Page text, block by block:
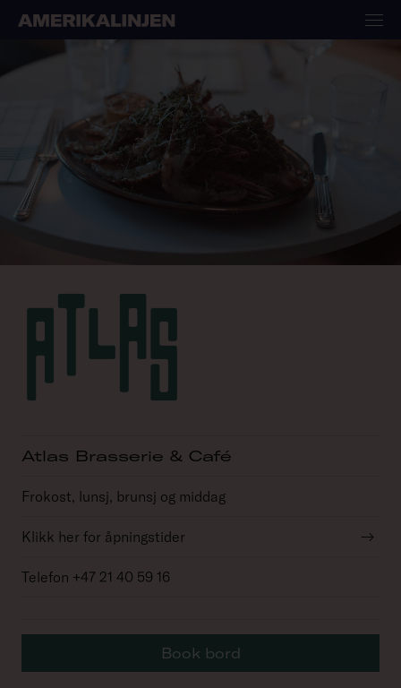
Atlas Brasserie & Café
Frokost, lunsj, brunsj og middag
Klikk her for åpningstider →
Telefon +47 21 40 59 16
Book bord